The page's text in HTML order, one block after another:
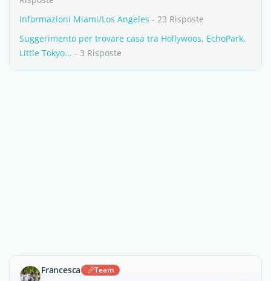
Informazioni Miami/Los Angeles - 23 Risposte
Suggerimento per trovare casa tra Hollywoos, EchoPark,
Little Tokyo... - 3 Risposte
Francesca Team